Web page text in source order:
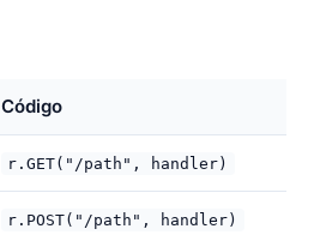
Código
r.GET("/path", handler)
r.POST("/path", handler)